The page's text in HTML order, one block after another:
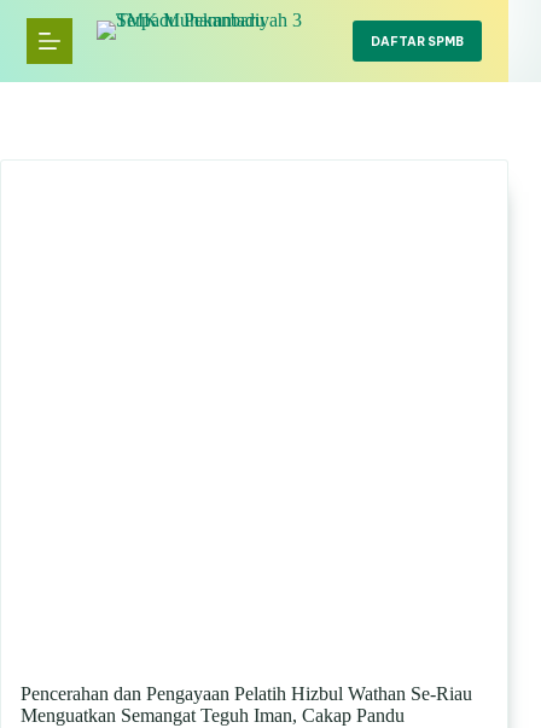
content
DAFTAR SPMB
Pencerahan dan Pengayaan Pelatih Hizbul Wathan Se-Riau
Menguatkan Semangat Teguh Iman, Cakap Pandu